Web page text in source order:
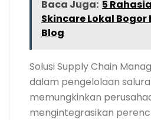
Baca Juga: 5
Skincare Lokal Bogor
Blog
Solusi Supply Chain
dalam pengelolaan
memungkinkan
mengintegrasikan